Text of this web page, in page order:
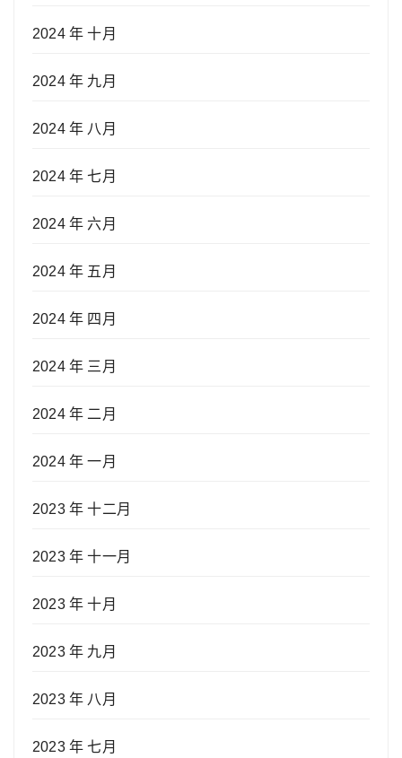
2024 年 十月
2024 年 九月
2024 年 八月
2024 年 七月
2024 年 六月
2024 年 五月
2024 年 四月
2024 年 三月
2024 年 二月
2024 年 一月
2023 年 十二月
2023 年 十一月
2023 年 十月
2023 年 九月
2023 年 八月
2023 年 七月